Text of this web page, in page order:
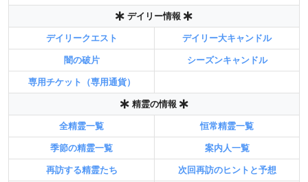
デイリー情報
デイリークエスト デイリー大キャンドル
闇の破片 シーズンキャンドル
専用チケット（専用通貨）
精霊の情報
全精霊一覧 恒常精霊一覧
季節の精霊一覧 案内人一覧
再訪する精霊たち 次回再訪のヒントと予想